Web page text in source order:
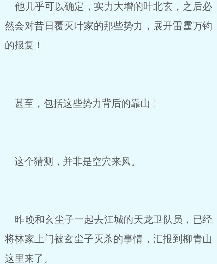
他几乎可以确定，实力大增的叶北玄，之后必
然会对昔日覆灭叶家的那些势力，展开雷霆万钧
的报复！
甚至，包括这些势力背后的靠山！
这个猜测，并非是空穴来风。
昨晚和玄尘子一起去江城的天龙卫队员，已经
将林家上门被玄尘子灭杀的事情，汇报到柳青山
这里来了。